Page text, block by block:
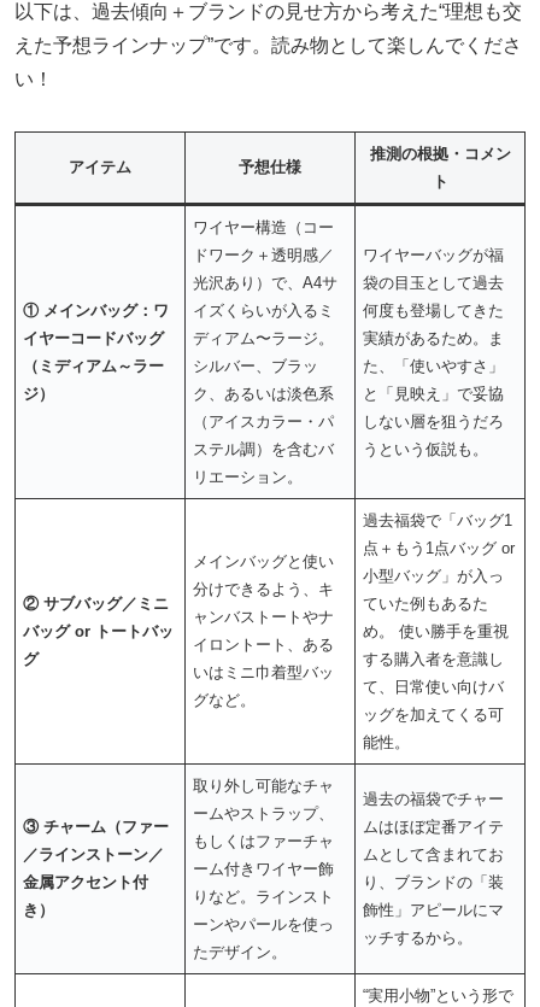
以下は、過去傾向＋ブランドの見せ方から考えた“理想も交
えた予想ラインナップ”です。読み物として楽しんでくださ
い！
アイテム 予想仕様
推測の根拠・コメン
ト
① メインバッグ：ワ
イヤーコードバッグ
（ミディアム～ラー
ジ）
ワイヤー構造（コー
ドワーク＋透明感／
光沢あり）で、A4サ
イズくらいが入るミ
ディアム〜ラージ。
シルバー、ブラッ
ク、あるいは淡色系
（アイスカラー・パ
ステル調）を含むバ
リエーション。
ワイヤーバッグが福
袋の目玉として過去
何度も登場してきた
実績があるため。ま
た、「使いやすさ」
と「見映え」で妥協
しない層を狙うだろ
うという仮説も。
② サブバッグ／ミニ
バッグ or トートバッ
グ
メインバッグと使い
分けできるよう、キ
ャンバストートやナ
イロントート、ある
いはミニ巾着型バッ
グなど。
過去福袋で「バッグ1
点＋もう1点バッグ or
小型バッグ」が入っ
ていた例もあるた
め。 使い勝手を重視
する購入者を意識し
て、日常使い向けバ
ッグを加えてくる可
能性。
③ チャーム（ファー
／ラインストーン／
金属アクセント付
き）
取り外し可能なチャ
ームやストラップ、
もしくはファーチャ
ーム付きワイヤー飾
りなど。ラインスト
ーンやパールを使っ
たデザイン。
過去の福袋でチャー
ムはほぼ定番アイテ
ムとして含まれてお
り、ブランドの「装
飾性」アピールにマ
ッチするから。
“実用小物”という形で